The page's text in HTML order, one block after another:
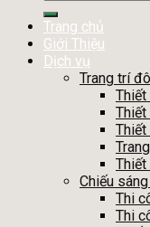
Trang chủ
Giới Thiệu
Dịch vụ
Trang trí
Thiết
Thiết
Chiếu
Thi
Thi